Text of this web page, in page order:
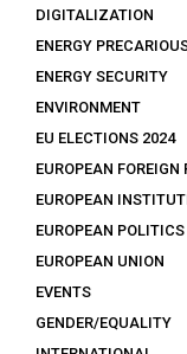
DIGITALIZATION
ENERGY
ENERGY SECURITY
ENVIRONMENT
EU ELECTIONS 2024
EUROPEAN FOREIGN
EUROPEAN
EUROPEAN POLITICS
EUROPEAN UNION
EVENTS
GENDER/EQUALITY